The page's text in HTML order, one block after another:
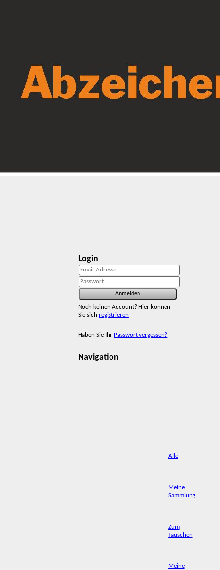
Login
Noch keinen Account? Hier können
Sie sichregistrieren
Haben Sie Ihr Passwort vergessen?
Navigation
Alle
Meine
Sammlung
Zum
Tauschen
Meine